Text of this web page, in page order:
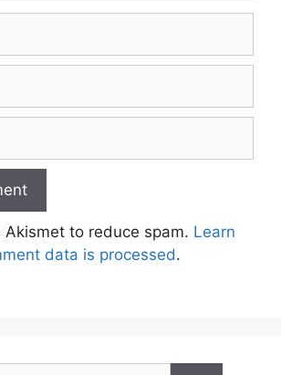
Akismet to reduce spam. Learn
data is processed.